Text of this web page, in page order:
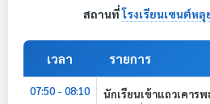
สถานที่โรงเรียนเซนต์หลุ
เวลา รายการ
07:50 - 08:10
นักเรียนเข้าแถวเคาร